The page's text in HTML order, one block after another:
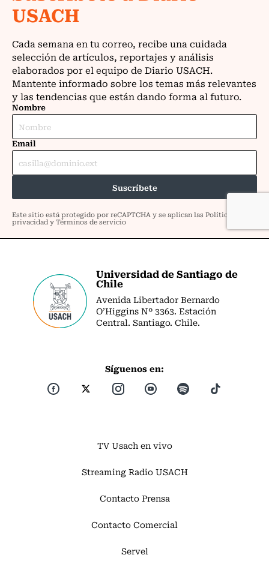
Universidad de Santiago de
Chile
Avenida Libertador Bernardo
O’Higgins Nº 3363. Estación
Central. Santiago. Chile.
Síguenos en:
TV Usach en vivo
Streaming Radio USACH
Contacto Prensa
Contacto Comercial
Servel